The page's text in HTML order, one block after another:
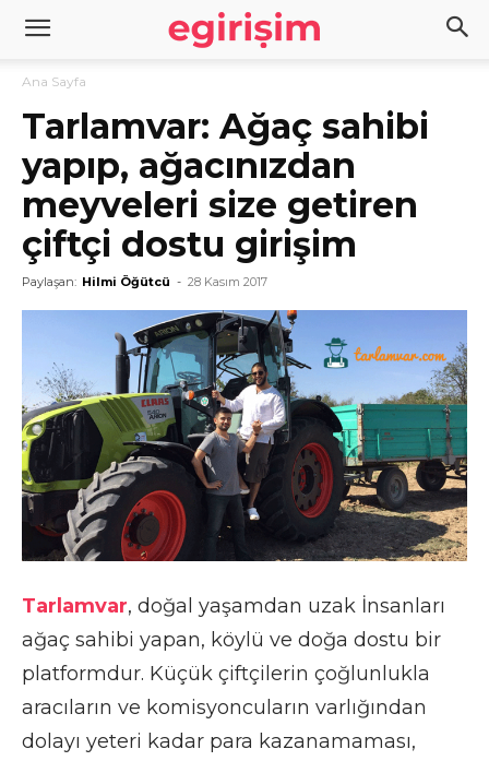
Ana Sayfa
Tarlamvar: Ağaç sahibi
yapıp, ağacınızdan
meyveleri size getiren
çiftçi dostu girişim
Paylaşan: Hilmi Öğütcü - 28 Kasım 2017
Tarlamvar, doğal yaşamdan uzak İnsanları
ağaç sahibi yapan, köylü ve doğa dostu bir
platformdur. Küçük çiftçilerin çoğlunlukla
aracıların ve komisyoncuların varlığından
dolayı yeteri kadar para kazanamaması,